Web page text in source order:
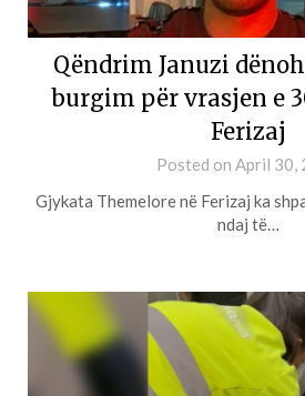
Qëndrim Januzi
burgim për vrasjen e
Ferizaj
Posted on April 30,
Gjykata Themelore në Ferizaj ka
ndaj të…